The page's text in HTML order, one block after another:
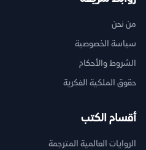
من نحن
سياسة الخصوصية
الشروط والأحكام
حقوق الملكية الفكرية
أقسام الكتب
الروايات العالمية المترجمة